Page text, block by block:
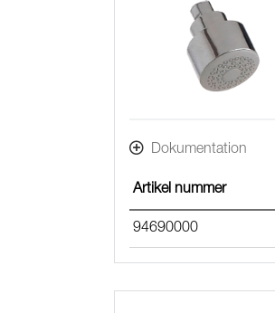
Dokumentation
Artikel nummer
94690000